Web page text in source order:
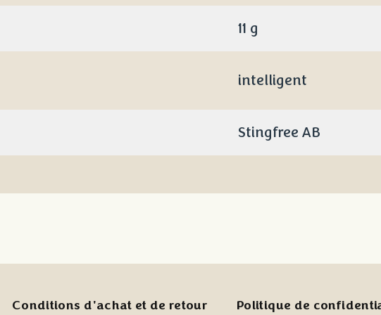
11 g
intelligent
Stingfree AB
Conditions d'achat et de retour Politique de